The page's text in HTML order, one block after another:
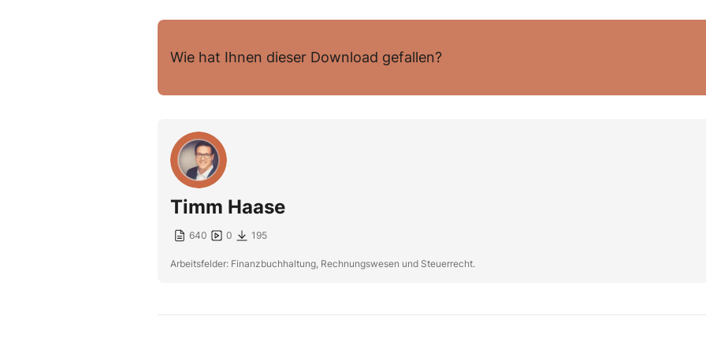
Wie hat Ihnen dieser Download gefallen?
Timm Haase
640 0 195
Arbeitsfelder: Finanzbuchhaltung, Rechnungswesen und Steuerrecht.